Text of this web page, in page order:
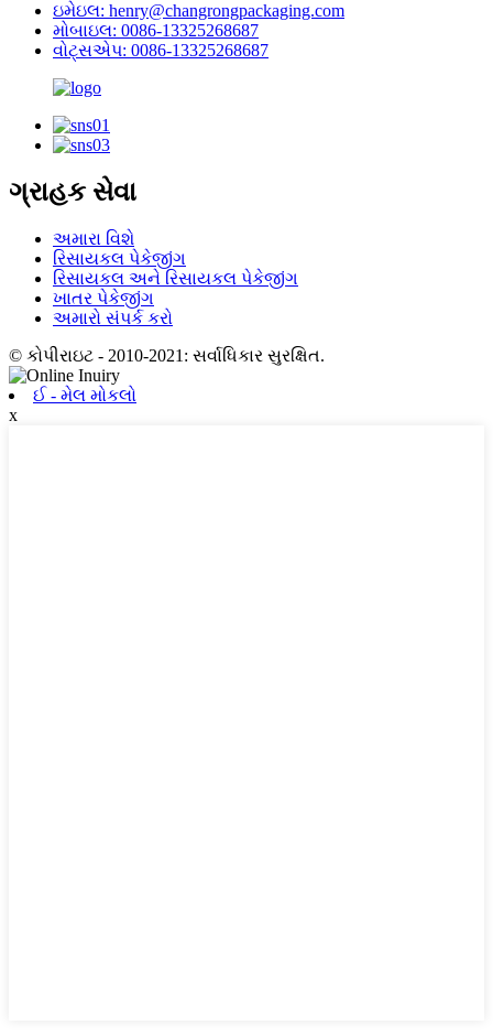
ઇમેઇલ: henry@changrongpackaging.com
મોબાઇલ: 0086-13325268687
વોટ્સએપ: 0086-13325268687
ગ્રાહક સેવા
અમારા વિશે
રિસાયકલ પેકેજીંગ
રિસાયકલ અને રિસાયકલ પેકેજીંગ
ખાતર પેકેજીંગ
અમારો સંપર્ક કરો
© કોપીરાઇટ - 2010-2021: સર્વાધિકાર સુરક્ષિત.
ઈ - મેલ મોકલો
x